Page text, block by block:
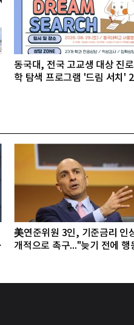
동국대, 전국 고교생 대상 진로
학 탐색 프로그램 '드림 서치'
美연준위원 3인, 기준금리 인
개적으로 촉구..."늦기 전에 행